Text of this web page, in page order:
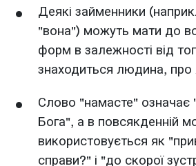
Деякі займенники
"вона") можуть мати до
форм в залежності від
знаходиться людина, про
Слово "намасте" означає
Бога", а в повсякденній
використовується як
справи?" і "до скорої